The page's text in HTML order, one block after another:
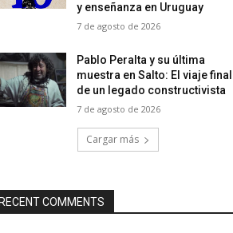
y enseñanza en Uruguay
7 de agosto de 2026
Pablo Peralta y su última
muestra en Salto: El viaje final
de un legado constructivista
7 de agosto de 2026
Cargar más
COMMENTS